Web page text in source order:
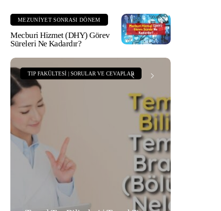
MEZUNIYET SONRASI DÖNEM
Mecburi Hizmet (DHY) Görev
Süreleri Ne Kadardır?
TIP FAKÜLTESI | SORULAR VE CEVAPLAR